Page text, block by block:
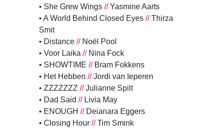
• She Grew Wings // Yasmine Aarts
• A World Behind Closed Eyes //Thirza
Smit
• Distance //Noël Pool
• Voor Laika // Nina Fock
• SHOWTIME // Bram Fokkens
• Het Hebben //Jordi van Ieperen
• ZZZZZZZ // Julianne Spilt
• Dad Said // Livia May
• ENOUGH // Deianara Eggers
• Closing Hour //Tim Smink